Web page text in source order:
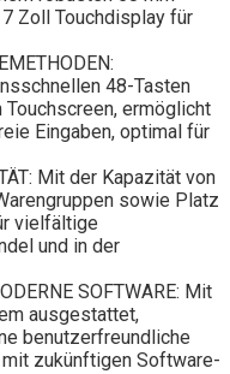
Zoll Touchdisplay für
48-Tasten
Touchscreen, ermöglicht
Eingaben, optimal für
Mit der Kapazität von
sowie Platz
vielfältige
und in der
SOFTWARE: Mit
ausgestattet,
benutzerfreundliche
zukünftigen Software-